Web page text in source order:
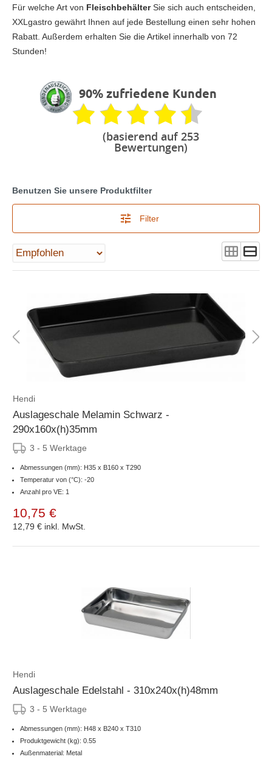
Für welche Art von Fleischbehälter Sie sich auch entscheiden,
XXLgastro gewährt Ihnen auf jede Bestellung einen sehr hohen
Rabatt. Außerdem erhalten Sie die Artikel innerhalb von 72
Stunden!
90% zufriedene Kunden
(basierend auf 253
Bewertungen)
Benutzen Sie unsere Produktfilter
Filter
Hendi
Auslageschale Melamin Schwarz -
290x160x(h)35mm
3 - 5 Werktage
Abmessungen (mm): H35 x B160 x T290
Temperatur von (°C): -20
Anzahl pro VE: 1
10,75 €
12,79 € inkl. MwSt.
Hendi
Auslageschale Edelstahl - 310x240x(h)48mm
3 - 5 Werktage
Abmessungen (mm): H48 x B240 x T310
Produktgewicht (kg): 0.55
Außenmaterial: Metal